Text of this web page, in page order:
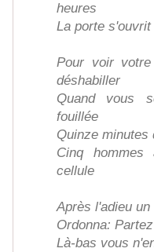
heures
La porte
Pour voir
déshabiller
Quand vous
fouillée
Quinze minutes
Cinq
cellule
Après l'adieu
Ordonna:
Là-bas vous